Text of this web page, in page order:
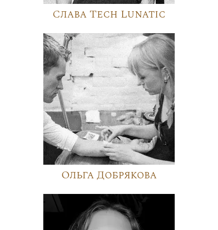
Слава Tech Lunatic
Ольга Добрякова